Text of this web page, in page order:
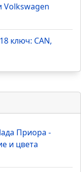
Volkswagen
ключ: CAN,
Приора -
и цвета